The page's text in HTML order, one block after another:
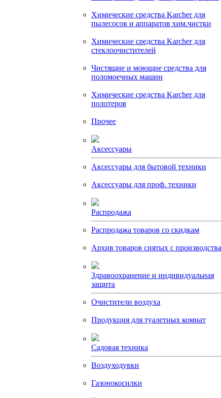
Химические средства Karcher для
пылесосов и аппаратов хим.чистки
Химические средства Karcher для
стеклоочистителей
Чистящие и моющие средства для
поломоечных машин
Химические средства Karcher для
полотеров
Прочее
Аксессуары
Аксессуары для бытовой техники
Аксессуары для проф. техники
Распродажа
Распродажа товаров со скидкам
Архив товаров снятых с производства
Здравоохранение и индивидуальная
защита
Очистители воздуха
Продукция для туалетных комнат
Садовая техника
Воздуходувки
Газонокосилки